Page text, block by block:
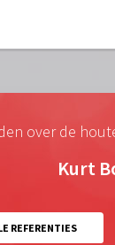
over de
Kurt
REFERENTIES